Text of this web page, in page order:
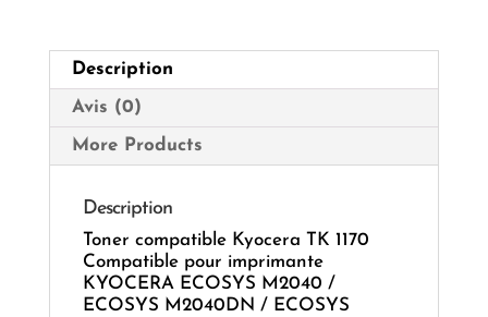
Description
Avis (0)
More Products
Description
Toner compatible Kyocera TK 1170
Compatible pour imprimante
KYOCERA ECOSYS M2040 /
ECOSYS M2040DN / ECOSYS